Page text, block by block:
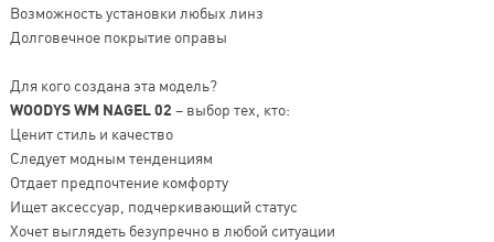
Возможность установки любых линз
Долговечное покрытие оправы
Для кого создана эта модель?
WOODYS WM NAGEL 02 – выбор тех, кто:
Ценит стиль и качество
Следует модным тенденциям
Отдает предпочтение комфорту
Ищет аксессуар, подчеркивающий статус
Хочет выглядеть безупречно в любой ситуации